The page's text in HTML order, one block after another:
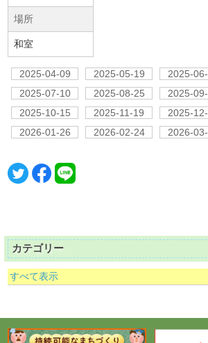
場所
和室
2025-04-09 2025-05-19
2025-
2025-07-10
2025-08-25
2025-
2025-10-15
2025-11-19
2025-
2026-01-26
2026-02-24 2026-
カテゴリー
すべて表示